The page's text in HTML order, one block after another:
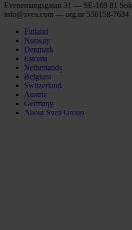
Evenemangsgatan 31 — SE-169 81
info@svea.com — org.nr 556158‑7634
Finland
Norway
Denmark
Estonia
Netherlands
Belgium
Switzerland
Austria
Germany
About Svea Group